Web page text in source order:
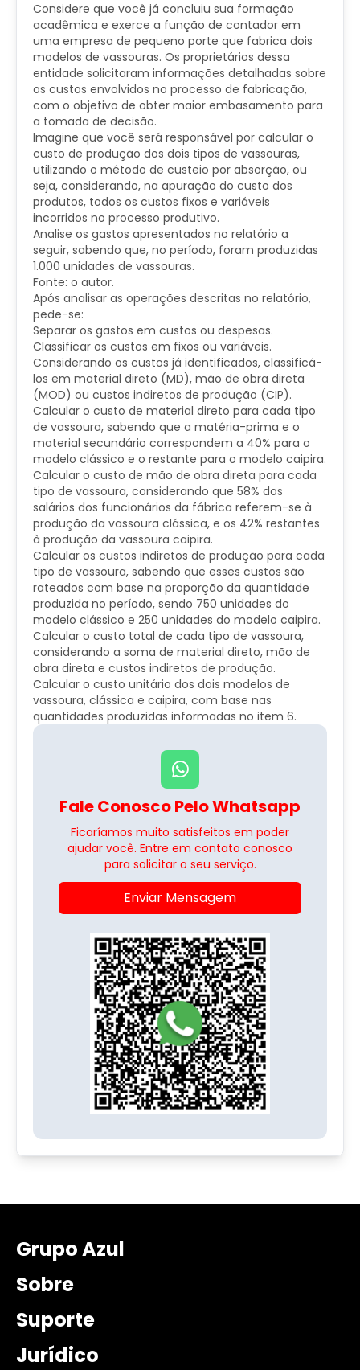
Considere que você já concluiu sua formação
acadêmica e exerce a função de contador em
uma empresa de pequeno porte que fabrica dois
modelos de vassouras. Os proprietários dessa
entidade solicitaram informações detalhadas sobre
os custos envolvidos no processo de fabricação,
com o objetivo de obter maior embasamento para
a tomada de decisão.
Imagine que você será responsável por calcular o
custo de produção dos dois tipos de vassouras,
utilizando o método de custeio por absorção, ou
seja, considerando, na apuração do custo dos
produtos, todos os custos fixos e variáveis
incorridos no processo produtivo.
Analise os gastos apresentados no relatório a
seguir, sabendo que, no período, foram produzidas
1.000 unidades de vassouras.
Fonte: o autor.
Após analisar as operações descritas no relatório,
pede-se:
Separar os gastos em custos ou despesas.
Classificar os custos em fixos ou variáveis.
Considerando os custos já identificados, classificá-
los em material direto (MD), mão de obra direta
(MOD) ou custos indiretos de produção (CIP).
Calcular o custo de material direto para cada tipo
de vassoura, sabendo que a matéria-prima e o
material secundário correspondem a 40% para o
modelo clássico e o restante para o modelo caipira.
Calcular o custo de mão de obra direta para cada
tipo de vassoura, considerando que 58% dos
salários dos funcionários da fábrica referem-se à
produção da vassoura clássica, e os 42% restantes
à produção da vassoura caipira.
Calcular os custos indiretos de produção para cada
tipo de vassoura, sabendo que esses custos são
rateados com base na proporção da quantidade
produzida no período, sendo 750 unidades do
modelo clássico e 250 unidades do modelo caipira.
Calcular o custo total de cada tipo de vassoura,
considerando a soma de material direto, mão de
obra direta e custos indiretos de produção.
Calcular o custo unitário dos dois modelos de
vassoura, clássica e caipira, com base nas
quantidades produzidas informadas no item 6.
Fale Conosco Pelo Whatsapp
Ficaríamos muito satisfeitos em poder
ajudar você. Entre em contato conosco
para solicitar o seu serviço.
Enviar Mensagem
Grupo Azul
Sobre
Suporte
Jurídico